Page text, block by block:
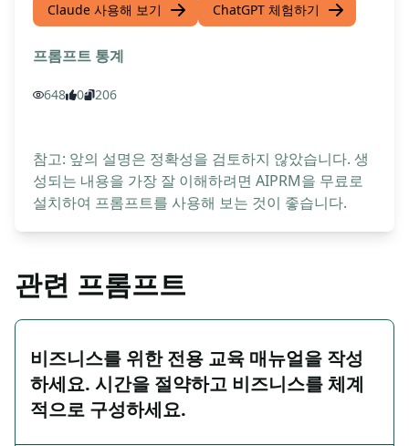
Claude 사용해 보기 ChatGPT 체험하기
프롬프트 통계
648 0 206
참고: 앞의 설명은 정확성을 검토하지 않았습니다. 생
성되는 내용을 가장 잘 이해하려면 AIPRM을 무료로
설치하여 프롬프트를 사용해 보는 것이 좋습니다.
관련 프롬프트
비즈니스를 위한 전용 교육 매뉴얼을 작성
하세요. 시간을 절약하고 비즈니스를 체계
적으로 구성하세요.